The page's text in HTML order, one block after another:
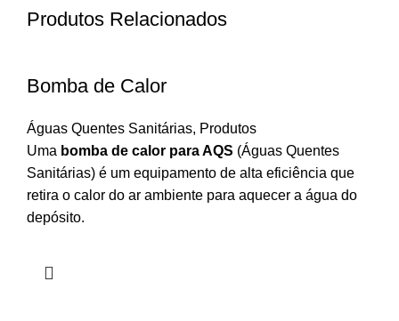
Produtos Relacionados
Bomba de Calor
Águas Quentes Sanitárias, Produtos
Uma bomba de calor para AQS (Águas Quentes
Sanitárias) é um equipamento de alta eficiência que
retira o calor do ar ambiente para aquecer a água do
depósito.